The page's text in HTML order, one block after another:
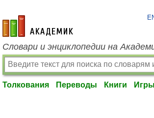
academic.ru
Словари и энциклопедии на
Толкования Переводы Книги